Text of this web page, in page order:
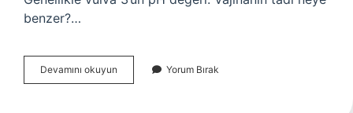
benzer?…
Devamını okuyun
Içi
Yorum Bırak